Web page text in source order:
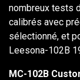
nombreux tests
calibrés avec
sélectionné, et
Leesona-102B
MC-102B